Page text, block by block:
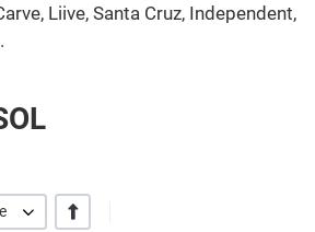
Liive, Santa Cruz, Independent,
+/-